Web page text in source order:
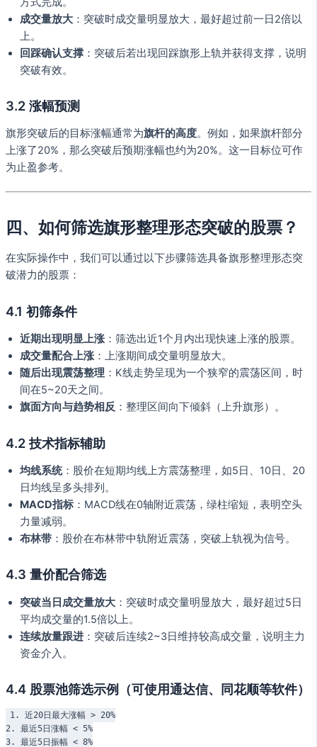
成交量放大 ：突破时成交量明显放大，最好超过前一日2倍以
上。
回踩确认支撑 ：突破后若出现回踩旗形上轨并获得支撑，说明
突破有效。
3.2 涨幅预测
旗形突破后的目标涨幅通常为旗杆的高度。例如，如果旗杆部分
上涨了20%，那么突破后预期涨幅也约为20%。这一目标位可作
为止盈参考。
四、如何筛选旗形整理形态突破的股票？
在实际操作中，我们可以通过以下步骤筛选具备旗形整理形态突
破潜力的股票：
4.1 初筛条件
近期出现明显上涨 ：筛选出近1个月内出现快速上涨的股票。
成交量配合上涨 ：上涨期间成交量明显放大。
随后出现震荡整理 ：K线走势呈现为一个狭窄的震荡区间，时
间在5~20天之间。
旗面方向与趋势相反 ：整理区间向下倾斜（上升旗形）。
4.2 技术指标辅助
均线系统：股价在短期均线上方震荡整理，如5日、10日、20
日均线呈多头排列。
MACD指标 ：MACD线在0轴附近震荡，绿柱缩短，表明空头
力量减弱。
布林带 ：股价在布林带中轨附近震荡，突破上轨视为信号。
4.3 量价配合筛选
突破当日成交量放大 ：突破时成交量明显放大，最好超过5日
平均成交量的1.5倍以上。
连续放量跟进 ：突破后连续2~3日维持较高成交量，说明主力
资金介入。
4.4 股票池筛选示例（可使用通达信、同花顺等软件）
1. 近20日最大涨幅 > 20%
2. 最近5日涨幅 < 5%
3. 最近5日振幅 < 8%